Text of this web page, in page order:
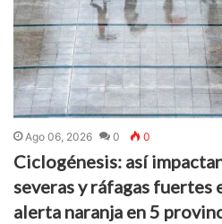
Ago 06, 2026 0 0
Ciclogénesis: así
severas y ráfagas fuertes
alerta naranja en 5